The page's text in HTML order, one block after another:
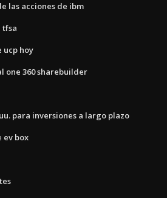
las acciones de ibm
tfsa
ucp hoy
one 360 ​​sharebuilder
para inversiones a largo plazo
ev box